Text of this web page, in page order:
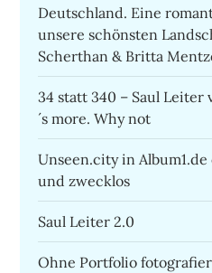
Deutschland. Eine
unsere schönsten
Scherthan & Britta
34 statt 340 – Saul Leiter
´s more. Why not
Unseen.city in
und zwecklos
Saul Leiter 2.0
Ohne Portfolio